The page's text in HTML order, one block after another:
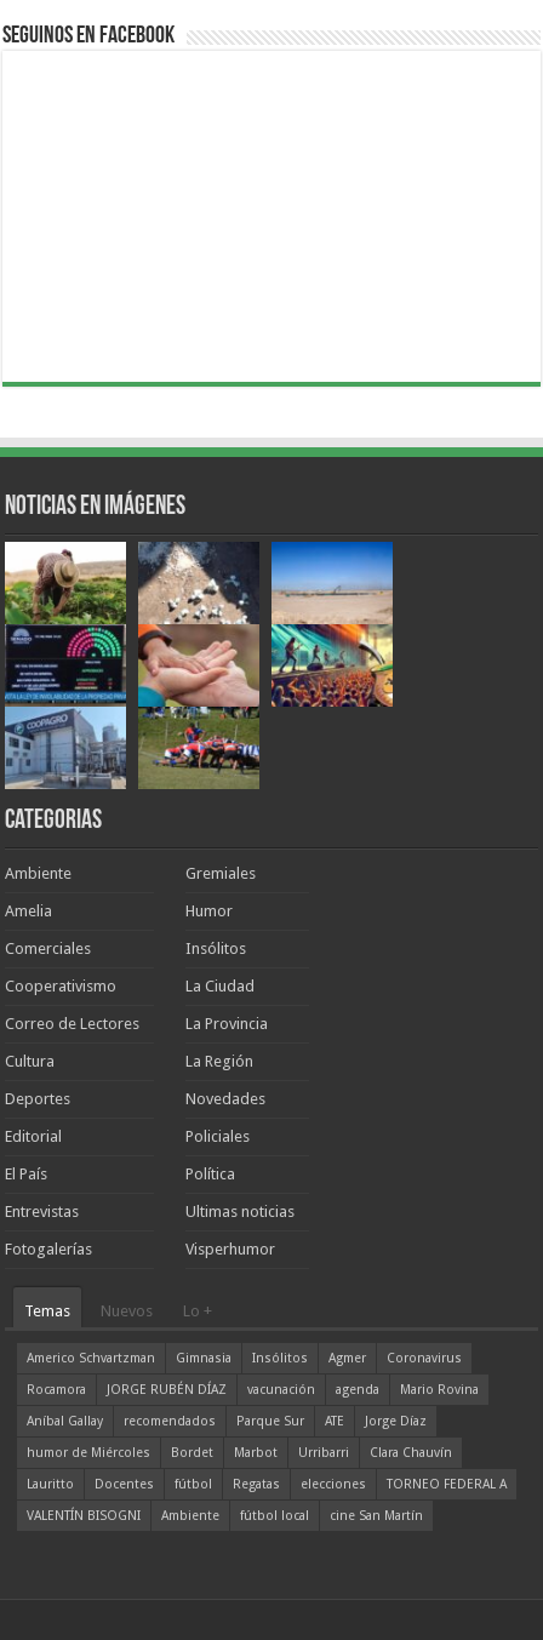
Seguinos en Facebook
Noticias en Imágenes
Categorias
Ambiente
Amelia
Comerciales
Cooperativismo
Correo de Lectores
Cultura
Deportes
Editorial
El País
Entrevistas
Fotogalerías
Gremiales
Humor
Insólitos
La Ciudad
La Provincia
La Región
Novedades
Policiales
Política
Ultimas noticias
Visperhumor
Temas Nuevos Lo +
Americo Schvartzman Gimnasia Insólitos Agmer
Coronavirus
Rocamora
JORGE RUBÉN DÍAZ vacunación agenda
Mario Rovina
Aníbal Gallay
recomendados Parque Sur ATE
Jorge Díaz
humor de Miércoles
Bordet Marbot Urribarri
Clara Chauvín
Lauritto
Docentes fútbol Regatas elecciones
TORNEO FEDERAL A
VALENTÍN BISOGNI
Ambiente fútbol local cine San Martín